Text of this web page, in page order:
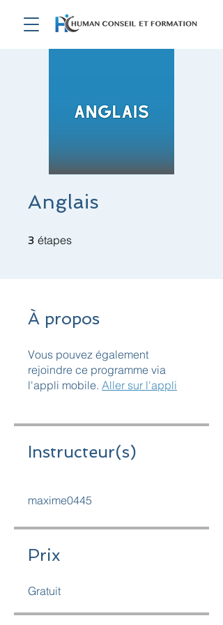
Anglais
3 étapes
À propos
Vous pouvez également
rejoindre ce programme via
l'appli mobile. Aller sur l'appli
Instructeur(s)
maxime0445
Prix
Gratuit